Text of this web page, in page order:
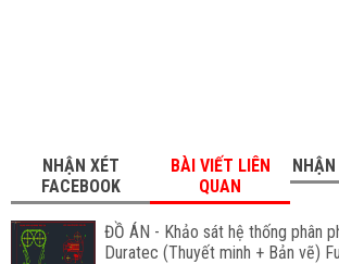
NHẬN XÉT
FACEBOOK
BÀI VIẾT LIÊN
QUAN
ĐỒ ÁN - Khảo sát hệ thống phân
Duratec (Thuyết minh + Bản vẽ)